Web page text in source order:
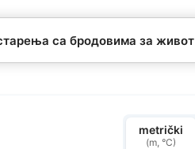
са бродовима за живот
metrički
(m, °C)